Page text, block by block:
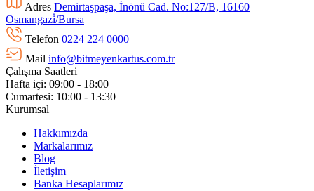
Adres Demirtaşpaşa, İnönü Cad. No:127/B, 16160
Osmangazi̇/Bursa
Telefon 0224 224 0000
Mail info@bitmeyenkartus.com.tr
Çalışma Saatleri
Hafta içi: 09:00 - 18:00
Cumartesi: 10:00 - 13:30
Kurumsal
Hakkımızda
Markalarımız
Blog
İletişim
Banka Hesaplarımız